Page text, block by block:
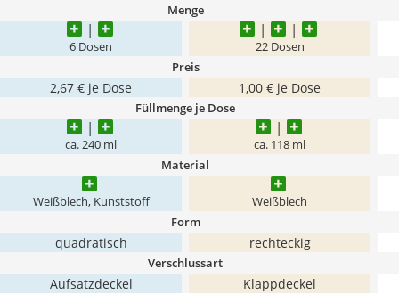
Menge
6 Dosen 22 Dosen
Preis
2,67 € je Dose 1,00 € je Dose
Füllmenge je Dose
ca. 240 ml ca. 118 ml
Material
Weißblech, Kunststoff Weißblech
Form
quadratisch rechteckig
Verschlussart
Aufsatzdeckel Klappdeckel